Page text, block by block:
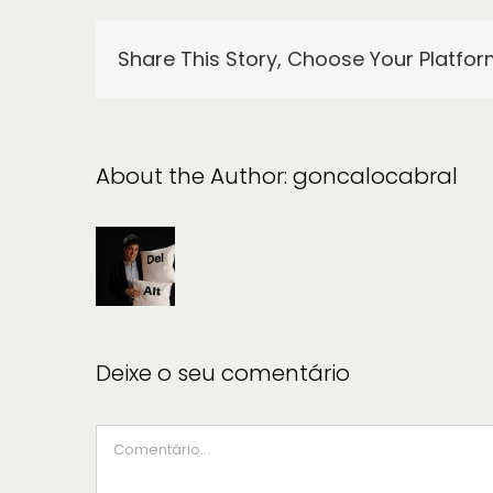
Share This Story, Choose Your
About the Author: goncalocabral
Deixe o seu comentário
Comment